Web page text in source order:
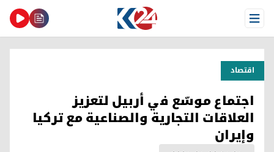
Open Menu
اقتصاد
اجتماع موسّع في أربيل لتعزيز
العلاقات التجارية والصناعية مع تركيا
وإيران